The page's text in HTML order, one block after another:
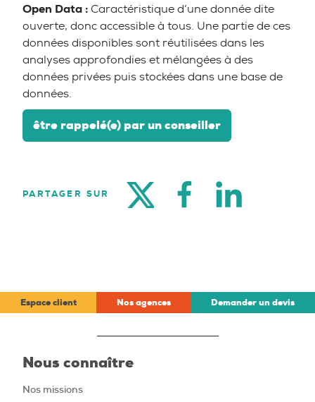
Open Data :Caractéristique d’une donnée dite
ouverte, donc accessible à tous. Une partie de ces
données disponibles sont réutilisées dans les
analyses approfondies et mélangées à des
données privées puis stockées dans une base de
données.
être rappelé(e) par un conseiller
PARTAGER SUR
TWITTER FACEBOOK
Espace client Nos agences Demander un devis
Nous connaître
Nos missions